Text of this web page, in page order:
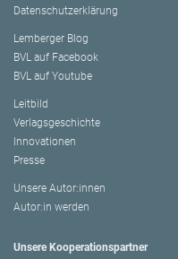
Datenschutzerklärung
Lemberger Blog
BVL auf Facebook
BVL auf Youtube
Leitbild
Verlagsgeschichte
Innovationen
Presse
Unsere Autor:innen
Autor:in werden
Unsere Kooperationspartner